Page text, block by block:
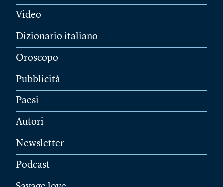
Video
Dizionario italiano
Oroscopo
Pubblicità
Paesi
Autori
Newsletter
Podcast